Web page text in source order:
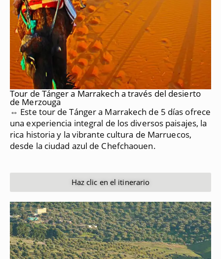
Tour de Tánger a Marrakech a través del desierto
de Merzouga
⇔ Este tour de Tánger a Marrakech de 5 días ofrece
una experiencia integral de los diversos paisajes, la
rica historia y la vibrante cultura de Marruecos,
desde la ciudad azul de Chefchaouen.
Haz clic en el itinerario